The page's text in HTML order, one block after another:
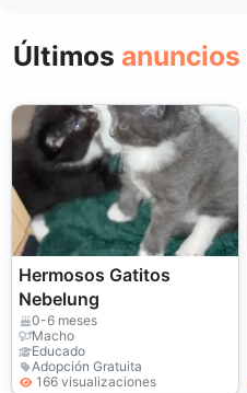
Últimos anuncios
Hermosos Gatitos
Nebelung
0-6 meses
Macho
Educado
Adopción Gratuita
166 visualizaciones